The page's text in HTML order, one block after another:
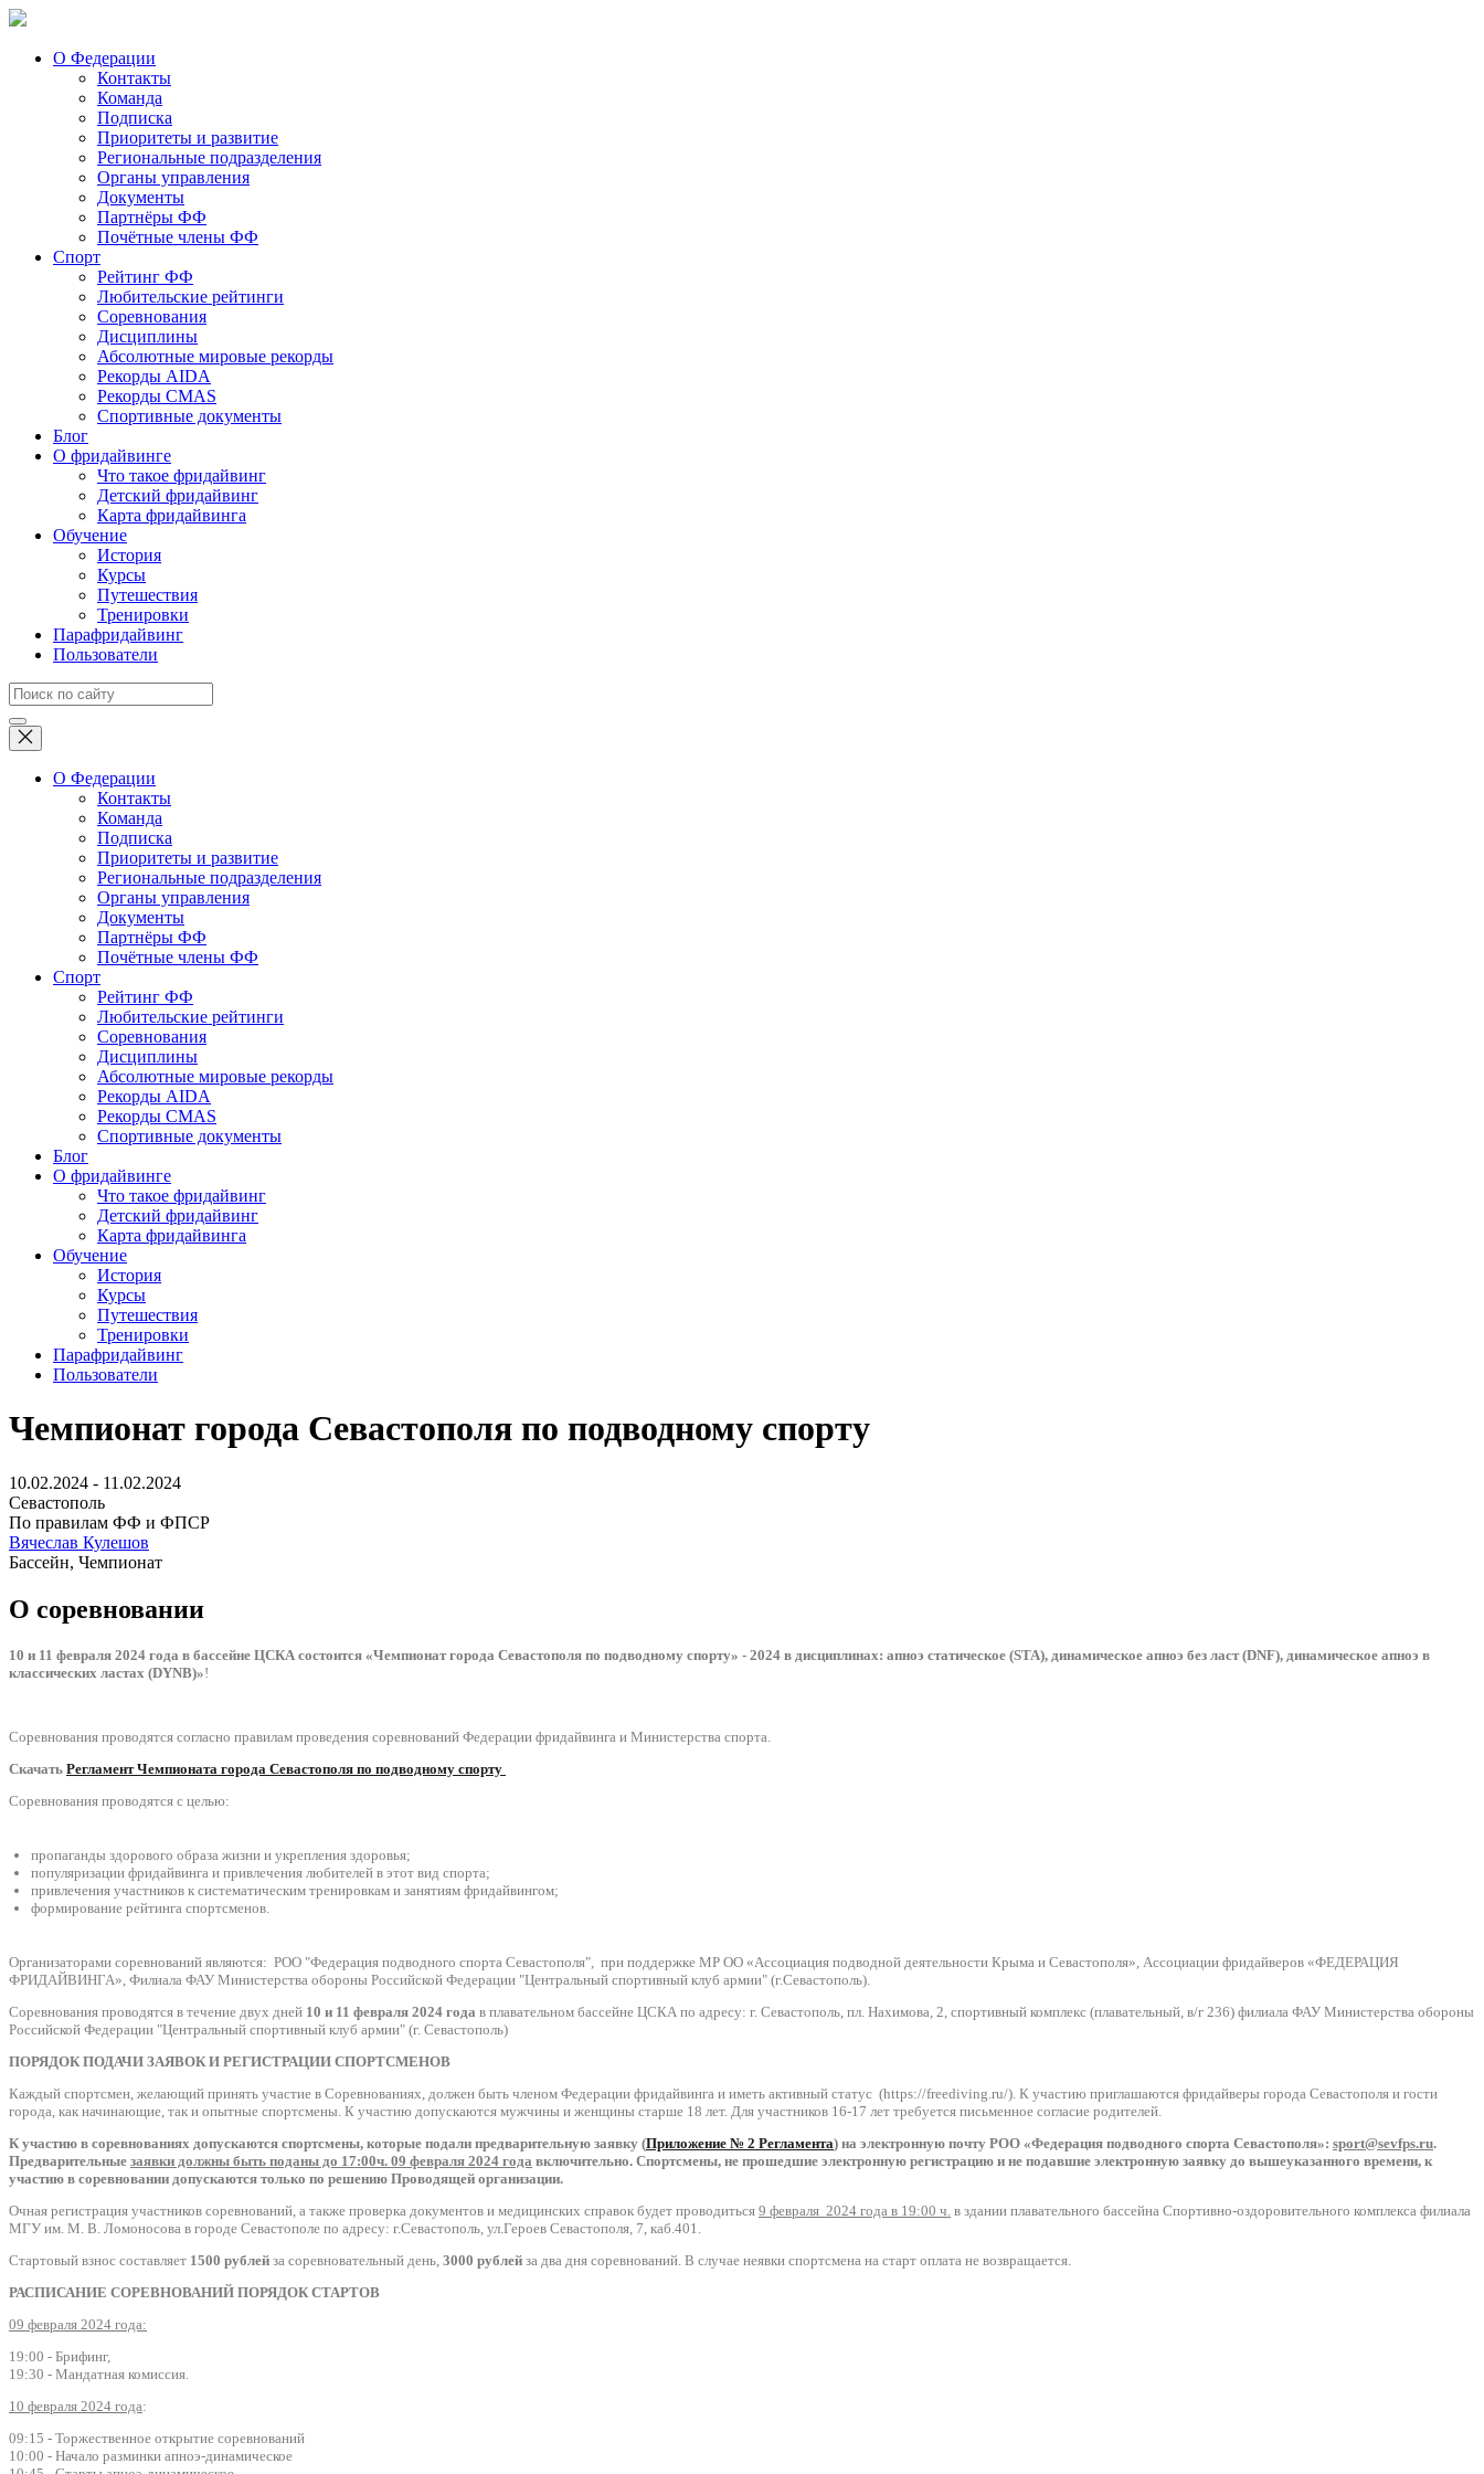
О Федерации
Контакты
Команда
Подписка
Приоритеты и развитие
Региональные подразделения
Органы управления
Документы
Партнёры ФФ
Почётные члены ФФ
Спорт
Рейтинг ФФ
Любительские рейтинги
Соревнования
Дисциплины
Абсолютные мировые рекорды
Рекорды AIDA
Рекорды CMAS
Спортивные документы
Блог
О фридайвинге
Что такое фридайвинг
Детский фридайвинг
Карта фридайвинга
Обучение
История
Курсы
Путешествия
Тренировки
Парафридайвинг
Пользователи
О Федерации
Контакты
Команда
Подписка
Приоритеты и развитие
Региональные подразделения
Органы управления
Документы
Партнёры ФФ
Почётные члены ФФ
Спорт
Рейтинг ФФ
Любительские рейтинги
Соревнования
Дисциплины
Абсолютные мировые рекорды
Рекорды AIDA
Рекорды CMAS
Спортивные документы
Блог
О фридайвинге
Что такое фридайвинг
Детский фридайвинг
Карта фридайвинга
Обучение
История
Курсы
Путешествия
Тренировки
Парафридайвинг
Пользователи
Чемпионат города Севастополя по подводному спорту
10.02.2024 - 11.02.2024
Севастополь
По правилам ФФ и ФПСР
Вячеслав Кулешов
Бассейн, Чемпионат
О соревновании
10 и 11 февраля 2024 года в бассейне ЦСКА состоится «Чемпионат города Севастополя по подводному спорту» - 2024 в дисциплинах: апноэ статическое (STA), динамическое апноэ без ласт (DNF), динамическое апноэ в
классических ластах (DYNB)»!
Соревнования проводятся согласно правилам проведения соревнований Федерации фридайвинга и Министерства спорта.
Скачать Регламент Чемпионата города Севастополя по подводному спорту
Соревнования проводятся с целью:
пропаганды здорового образа жизни и укрепления здоровья;
популяризации фридайвинга и привлечения любителей в этот вид спорта;
привлечения участников к систематическим тренировкам и занятиям фридайвингом;
формирование рейтинга спортсменов.
Организаторами соревнований являются: РОО "Федерация подводного спорта Севастополя", при поддержке МР ОО «Ассоциация подводной деятельности Крыма и Севастополя», Ассоциации фридайверов «ФЕДЕРАЦИЯ
ФРИДАЙВИНГА», Филиала ФАУ Министерства обороны Российской Федерации "Центральный спортивный клуб армии" (г.Севастополь).
Соревнования проводятся в течение двух дней 10 и 11 февраля 2024 года в плавательном бассейне ЦСКА по адресу: г. Севастополь, пл. Нахимова, 2, спортивный комплекс (плавательный, в/г 236) филиала ФАУ Министерства обороны
Российской Федерации "Центральный спортивный клуб армии" (г. Севастополь)
ПОРЯДОК ПОДАЧИ ЗАЯВОК И РЕГИСТРАЦИИ СПОРТСМЕНОВ
Каждый спортсмен, желающий принять участие в Соревнованиях, должен быть членом Федерации фридайвинга и иметь активный статус (https://freediving.ru/). К участию приглашаются фридайверы города Севастополя и гости
города, как начинающие, так и опытные спортсмены. К участию допускаются мужчины и женщины старше 18 лет. Для участников 16-17 лет требуется письменное согласие родителей.
К участию в соревнованиях допускаются спортсмены, которые подали предварительную заявку (Приложение № 2 Регламента) на электронную почту РОО «Федерация подводного спорта Севастополя»: sport@sevfps.ru.
Предварительные заявки должны быть поданы до 17:00ч. 09 февраля 2024 года включительно. Спортсмены, не прошедшие электронную регистрацию и не подавшие электронную заявку до вышеуказанного времени, к
участию в соревновании допускаются только по решению Проводящей организации.
Очная регистрация участников соревнований, а также проверка документов и медицинских справок будет проводиться 9 февраля 2024 года в 19:00 ч. в здании плавательного бассейна Спортивно-оздоровительного комплекса филиала
МГУ им. М. В. Ломоносова в городе Севастополе по адресу: г.Севастополь, ул.Героев Севастополя, 7, каб.401.
Стартовый взнос составляет 1500 рублей за соревновательный день, 3000 рублей за два дня соревнований. В случае неявки спортсмена на старт оплата не возвращается.
РАСПИСАНИЕ СОРЕВНОВАНИЙ ПОРЯДОК СТАРТОВ
09 февраля 2024 года:
19:00 - Брифинг,
19:30 - Мандатная комиссия.
10 февраля 2024 года:
09:15 - Торжественное открытие соревнований
10:00 - Начало разминки апноэ-динамическое